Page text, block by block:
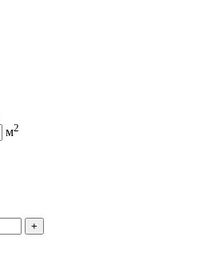
м2
+